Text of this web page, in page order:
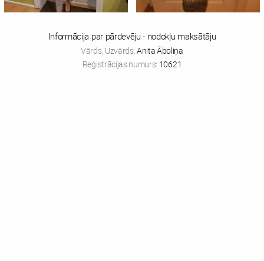
Informācija par pārdevēju - nodokļu maksātāju
Vārds, Uzvārds:Anita Āboliņa
Reģistrācijas numurs: 10621